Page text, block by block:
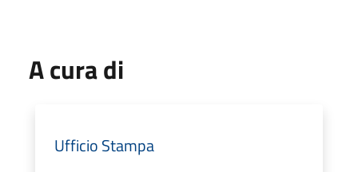
A cura di
Ufficio Stampa